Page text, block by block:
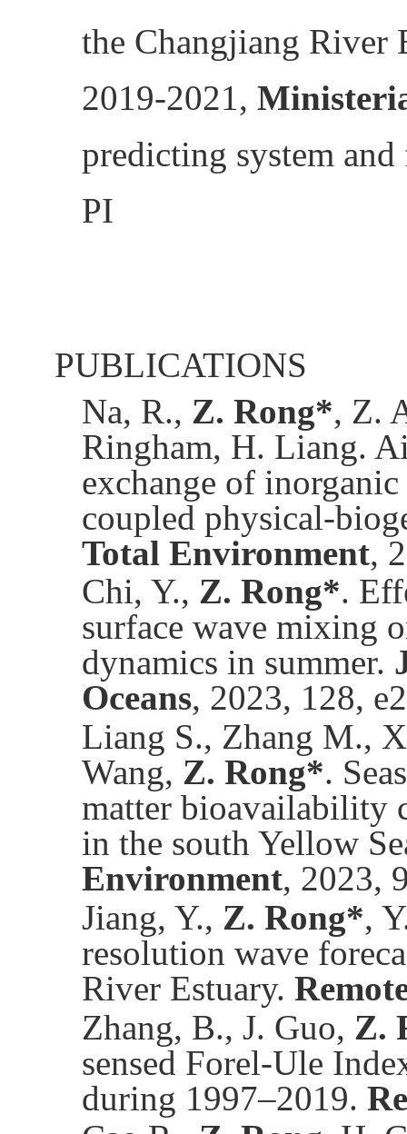
the Changjiang River
2019-2021,
predicting system
PI
PUBLICATIONS
Na, R., Z. Rong*, Z.
Ringham, H. Liang.
exchange of
coupled physical-
Total Environment,
Chi, Y., Z. Rong*.
surface wave mixing
dynamics in summer.
Oceans, 2023, 128,
Liang S., Zhang M.,
Wang, Z. Rong*.
matter bioavailability
in the south Yellow
Environment, 2023,
Jiang, Y., Z. Rong*,
resolution wave
River Estuary.
Zhang, B., J. Guo, Z.
sensed Forel-Ule
during 1997–2019.